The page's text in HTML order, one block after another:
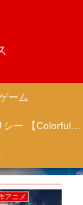
ーム
プライバシーポリシー 【Colorful Creation】
る開示）